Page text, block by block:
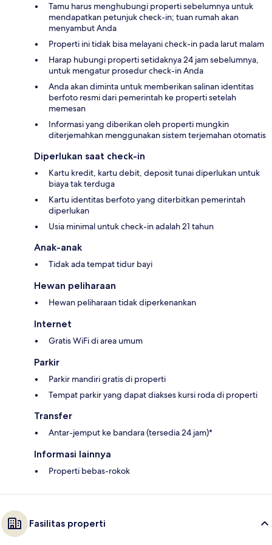
Tamu harus menghubungi properti sebelumnya untuk
mendapatkan petunjuk check-in; tuan rumah akan
menyambut Anda
Properti ini tidak bisa melayani check-in pada larut malam
Harap hubungi properti setidaknya 24 jam sebelumnya,
untuk mengatur prosedur check-in Anda
Anda akan diminta untuk memberikan salinan identitas
berfoto resmi dari pemerintah ke properti setelah
memesan
Informasi yang diberikan oleh properti mungkin
diterjemahkan menggunakan sistem terjemahan otomatis
Diperlukan saat check-in
Kartu kredit, kartu debit, deposit tunai diperlukan untuk
biaya tak terduga
Kartu identitas berfoto yang diterbitkan pemerintah
diperlukan
Usia minimal untuk check-in adalah 21 tahun
Anak-anak
Tidak ada tempat tidur bayi
Hewan peliharaan
Hewan peliharaan tidak diperkenankan
Internet
Gratis WiFi di area umum
Parkir
Parkir mandiri gratis di properti
Tempat parkir yang dapat diakses kursi roda di properti
Transfer
Antar-jemput ke bandara (tersedia 24 jam)*
Informasi lainnya
Properti bebas-rokok
Fasilitas properti